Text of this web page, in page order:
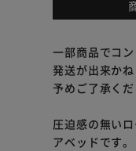
一部商品でコ
発送が出来かね
予めご了承くだ
圧迫感の無い
アベッドです。